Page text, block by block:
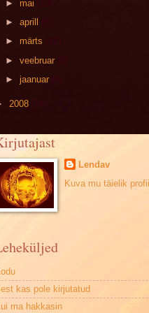
► mai (13)
►aprill (8)
► märts (15)
►veebruar (8)
► jaanuar (4)
2008 (74)
Lendav
Kuva mu täielik
kas pole kirjutatud
ma hakkasin